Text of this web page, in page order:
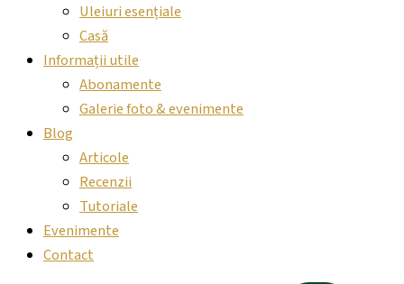
Uleiuri esențiale
Casă
Informații utile
Abonamente
Galerie foto & evenimente
Blog
Articole
Recenzii
Tutoriale
Evenimente
Contact